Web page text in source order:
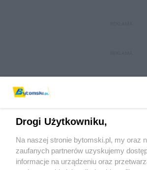
Wydawca mediów lokalnych
Drogi Użytkowniku,
Na naszej stronie bytomski.pl, my oraz
zaufanych partnerów uzyskujemy
informacje na urządzeniu oraz